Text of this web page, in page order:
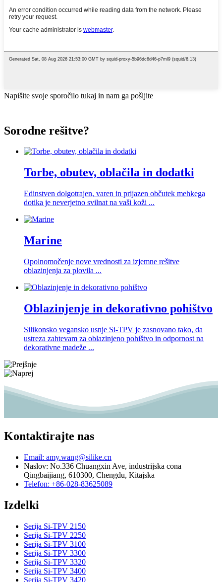
Napišite svoje sporočilo tukaj in nam ga pošljite
Sorodne rešitve?
Torbe, obutev, oblačila in dodatki
Edinstven dolgotrajen, varen in prijazen občutek mehkega
dotika je neverjetno svilnat na vaši koži ...
Marine
Opolnomočenje nove vrednosti za izjemne rešitve
oblazinjenja za plovila ...
Oblazinjenje in dekorativno pohištvo
Silikonsko vegansko usnje Si-TPV je zasnovano tako, da
ustreza zahtevam za oblazinjeno pohištvo in odpornost na
dekorativne madeže ...
Kontaktirajte nas
Email: amy.wang@silike.cn
Naslov: No.336 Chuangxin Ave, industrijska cona
Qingbaijiang, 610300, Chengdu, Kitajska
Telefon: +86-028-83625089
Izdelki
Serija Si-TPV 2150
Serija Si-TPV 2250
Serija Si-TPV 3100
Serija Si-TPV 3300
Serija Si-TPV 3320
Serija Si-TPV 3400
Serija Si-TPV 3420